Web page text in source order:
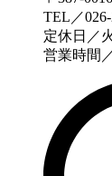
TEL／
定休日／
営業時間